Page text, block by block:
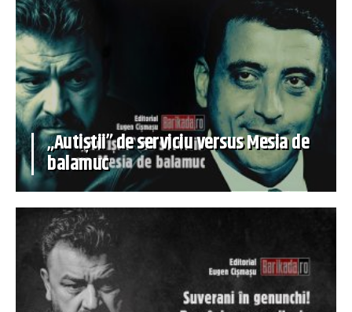
„Autiștii” de serviciu versus Mesia de
balamuc